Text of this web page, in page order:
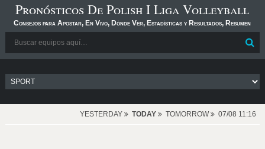
Pronósticos De Polish I Liga Volleyball
Consejos para Apostar, En Vivo, Dónde Ver, Estadísticas y Resultados, Resumen
YESTERDAY TODAY TOMORROW 07/08 11:16